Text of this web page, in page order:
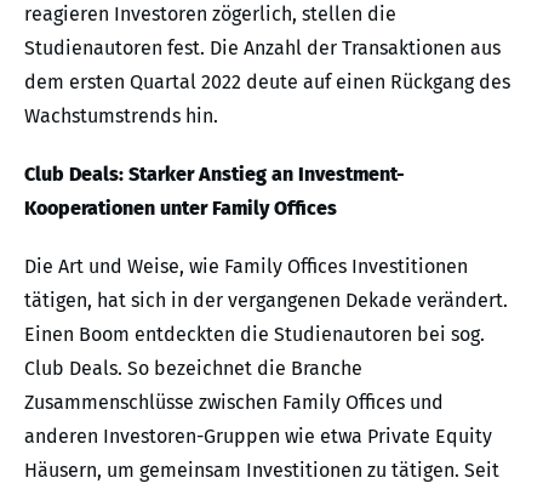
reagieren Investoren zögerlich, stellen die
Studienautoren fest. Die Anzahl der Transaktionen aus
dem ersten Quartal 2022 deute auf einen Rückgang des
Wachstumstrends hin.
Club Deals: Starker Anstieg an Investment-
Kooperationen unter Family Offices
Die Art und Weise, wie Family Offices Investitionen
tätigen, hat sich in der vergangenen Dekade verändert.
Einen Boom entdeckten die Studienautoren bei sog.
Club Deals. So bezeichnet die Branche
Zusammenschlüsse zwischen Family Offices und
anderen Investoren-Gruppen wie etwa Private Equity
Häusern, um gemeinsam Investitionen zu tätigen. Seit